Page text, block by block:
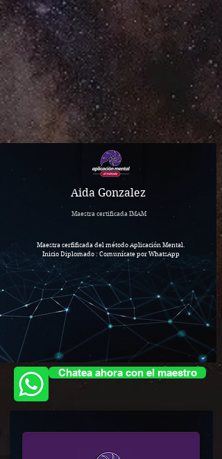
Aida Gonzalez
Maestra certificada IMAM
Maestra cerfificada del método Aplicación Mental.
Inicio Diplomado : Comunícate por WhatsApp
Chatea ahora con el maestro